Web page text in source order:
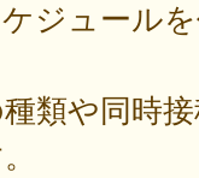
ジュール
類や同時